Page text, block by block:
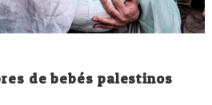
de bebés palestinos